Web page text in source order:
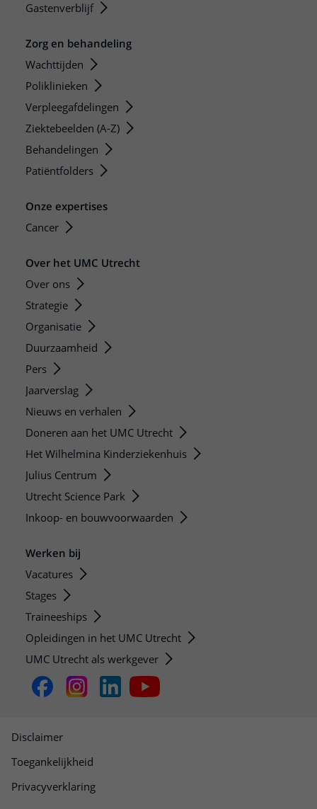
Gastenverblijf
Zorg en behandeling
Wachttijden
Poliklinieken
Verpleegafdelingen
Ziektebeelden (A-Z)
Behandelingen
Patiëntfolders
Onze expertises
Cancer
Over het UMC Utrecht
Over ons
Strategie
Organisatie
Duurzaamheid
Pers
Jaarverslag
Nieuws en verhalen
Doneren aan het UMC Utrecht
Het Wilhelmina Kinderziekenhuis
Julius Centrum
Utrecht Science Park
Inkoop- en bouwvoorwaarden
Werken bij
Vacatures
Stages
Traineeships
Opleidingen in het UMC Utrecht
UMC Utrecht als werkgever
Disclaimer
Toegankelijkheid
Privacyverklaring